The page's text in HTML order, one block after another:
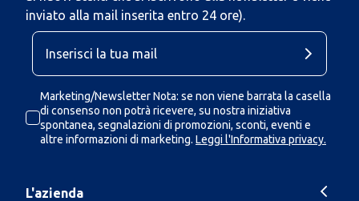
inviato alla mail inserita entro 24 ore).
Marketing/Newsletter Nota: se non viene barrata la casella
di consenso non potrà ricevere, su nostra iniziativa
spontanea, segnalazioni di promozioni, sconti, eventi e
altre informazioni di marketing. Leggi l'Informativa privacy.
L'azienda